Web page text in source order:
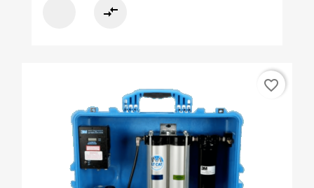
compare_arrows
favorite_border